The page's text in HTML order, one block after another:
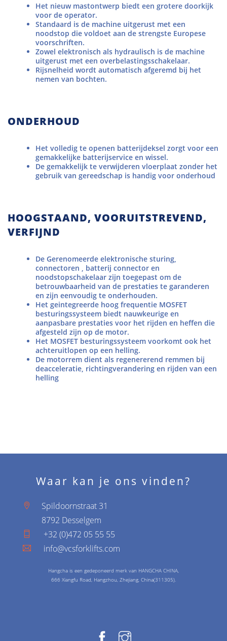
Het nieuw mastontwerp biedt een grotere doorkijk
voor de operator.
Standaard is de machine uitgerust met een
noodstop die voldoet aan de strengste Europese
voorschriften.
Zowel elektronisch als hydraulisch is de machine
uitgerust met een overbelastingsschakelaar.
Rijsnelheid wordt automatisch afgeremd bij het
nemen van bochten.
ONDERHOUD
Het volledig te openen batterijdeksel zorgt voor een
gemakkelijke batterijservice en wissel.
De gemakkelijk te verwijderen vloerplaat zonder het
gebruik van gereedschap is handig voor onderhoud
HOOGSTAAND, VOORUITSTREVEND,
VERFIJND
De Gerenomeerde elektronische sturing,
connectoren , batterij connector en
noodstopschakelaar zijn toegepast om de
betrouwbaarheid van de prestaties te garanderen
en zijn eenvoudig te onderhouden.
Het geintegreerde hoog frequentie MOSFET
besturingssysteem biedt nauwkeurige en
aanpasbare prestaties voor het rijden en heffen die
afgesteld zijn op de motor.
Het MOSFET besturingssysteem voorkomt ook het
achteruitlopen op een helling.
De motorrem dient als regenererend remmen bij
deacceleratie, richtingverandering en rijden van een
helling
Waar kan je ons vinden?
Spildoornstraat 31
8792 Desselgem
+32 (0)472 05 55 55
info@vcsforklifts.com
Hangcha is een gedeponeerd merk van HANGCHA CHINA,
666 Xiangfu Road, Hangzhou, Zhejiang, China(311305).